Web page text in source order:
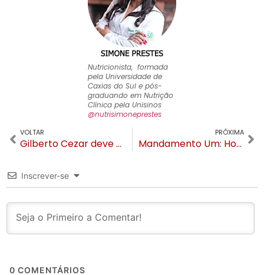
Nutricionista, formada
pela Universidade de
Caxias do Sul e pós-
graduando em Nutrição
Clínica pela Unisinos
@nutrisimoneprestes
VOLTAR
Gilberto Cezar deve ser candidato a Prefeito de Canela com Tolão ou Carmen de vice
PRÓXIMA
Mandamento Um: Honrarás tua História – Série Os Dez Mandamentos da Autoconfiança
Inscrever-se
0 COMENTÁRIOS